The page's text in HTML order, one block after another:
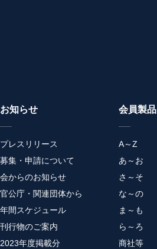
お知らせ
プレスリリース
募集・申請について
会からのお知らせ
官公庁・関連団体から
年間スケジュール
刊行物のご案内
2023年度掲載分
会員製品
A～Z
あ～お
さ～そ
な～の
ま～も
ら～ろ
商社等